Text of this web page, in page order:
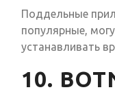
Поддельные
популярные,
устанавливать
10.